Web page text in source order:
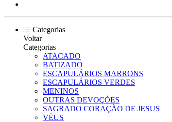
Categorias
Voltar
Categorias
ATACADO
BATIZADO
ESCAPULÁRIOS MARRONS
ESCAPULÁRIOS VERDES
MENINOS
OUTRAS DEVOÇÕES
SAGRADO CORAÇÃO DE JESUS
VÉUS